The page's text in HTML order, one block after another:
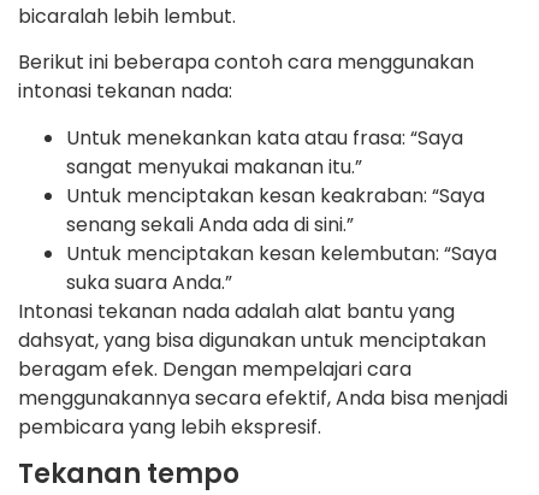
bicaralah lebih lembut.
Berikut ini beberapa contoh cara menggunakan
intonasi tekanan nada:
Untuk menekankan kata atau frasa: “Saya
sangat menyukai makanan itu.”
Untuk menciptakan kesan keakraban: “Saya
senang sekali Anda ada di sini.”
Untuk menciptakan kesan kelembutan: “Saya
suka suara Anda.”
Intonasi tekanan nada adalah alat bantu yang
dahsyat, yang bisa digunakan untuk menciptakan
beragam efek. Dengan mempelajari cara
menggunakannya secara efektif, Anda bisa menjadi
pembicara yang lebih ekspresif.
Tekanan tempo